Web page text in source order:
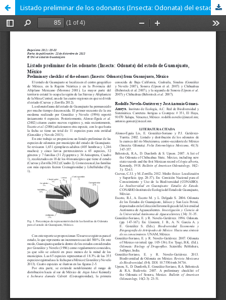
Listado preliminar de los odonatos (Insecta: Odonata) del estado de Guanajuato, México